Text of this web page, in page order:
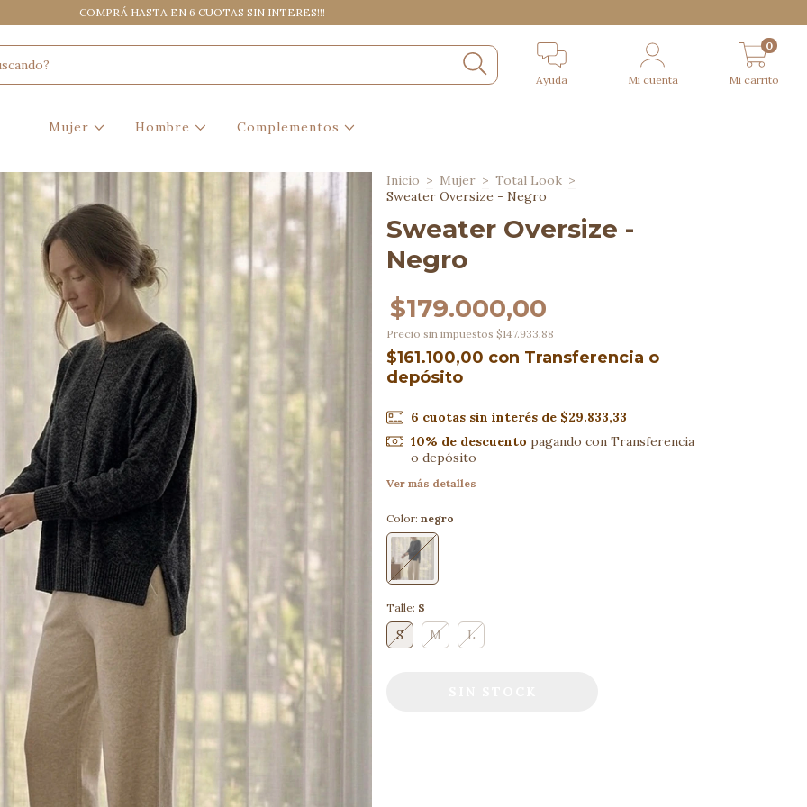
COMPRÁ HASTA EN 6 CUOTAS SIN INTERES!!!
Ayuda Mi cuenta Mi carrito
0
Mujer Hombre Complementos
Inicio > Mujer > Total Look >
Sweater Oversize - Negro
Sweater Oversize -
Negro
$179.000,00
Precio sin impuestos $147.933,88
$161.100,00 con Transferencia o
depósito
6 cuotas sin interés de $29.833,33
10% de descuento pagando con Transferencia
o depósito
Ver más detalles
Color: negro
Talle: S
S M L